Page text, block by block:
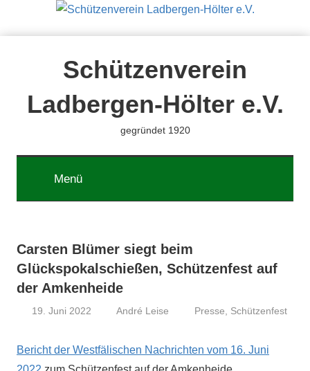
Schützenverein
Ladbergen-Hölter e.V.
gegründet 1920
Menü
Carsten Blümer siegt beim
Glückspokalschießen, Schützenfest auf
der Amkenheide
19. Juni 2022 André Leise Presse Schützenfest
Bericht der West­fälis­chen Nachricht­en vom 16. Juni